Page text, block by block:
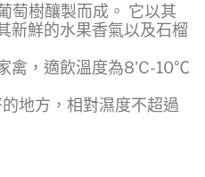
萄樹釀製而成。 它以其
新鮮的水果香氣以及石榴
禽，適飲溫度為8'C-10℃
地方，相對濕度不超過